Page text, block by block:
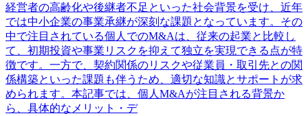
経営者の高齢化や後継者不足といった社会背景を受け、近年
では中小企業の事業承継が深刻な課題となっています。その
中で注目されている個人でのM&Aは、従来の起業と比較し
て、初期投資や事業リスクを抑えて独立を実現できる点が特
徴です。一方で、契約関係のリスクや従業員・取引先との関
係構築といった課題も伴うため、適切な知識とサポートが求
められます。本記事では、個人M&Aが注目される背景か
ら、具体的なメリット・デ